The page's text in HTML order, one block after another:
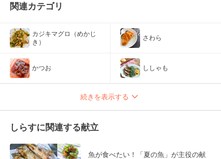
関連カテゴリ
カジキマグロ（めかじ
き）
さわら
かつお ししゃも
続きを表示する
しらすに関連する献立
魚が食べたい！「夏の魚」が主役の献